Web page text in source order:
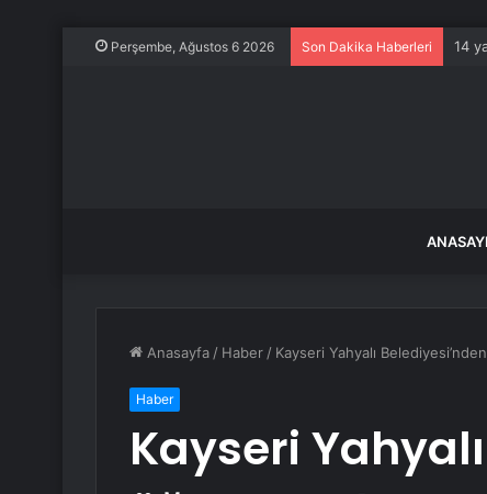
Perşembe, Ağustos 6 2026 Son Dakika Haberleri 14
Anasayfa / Haber / Kayseri Yahyalı
Haber
Kayseri